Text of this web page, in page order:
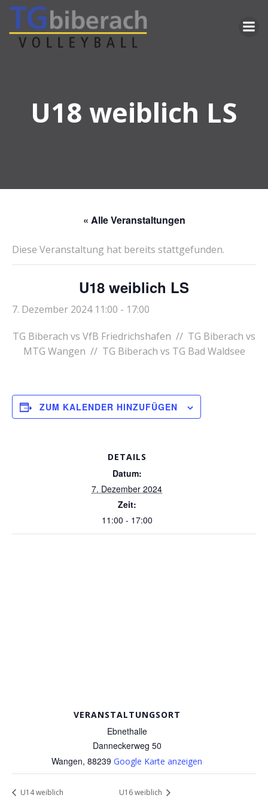
Inhalt
springen
U18 weiblich LS
« Alle Veranstaltungen
Diese Veranstaltung hat bereits stattgefunden.
U18 weiblich LS
7. Dezember 2024 11:00 - 17:00
TG Biberach vs VfB Friedrichshafen // TG Biberach vs
MTG Wangen // TG Biberach vs TG Bad Waldsee
ZUM KALENDER HINZUFÜGEN
DETAILS
Datum:
7. Dezember 2024
Zeit:
11:00 - 17:00
VERANSTALTUNGSORT
Ebnethalle
Danneckerweg 50
Wangen, 88239 Google Karte anzeigen
U14 weiblich U16 weiblich